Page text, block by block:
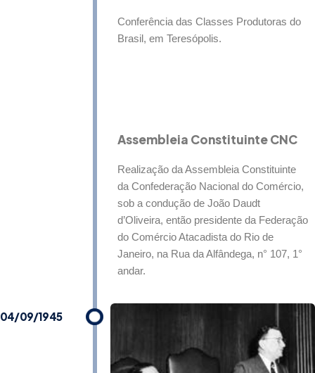
Conferência das Classes Produtoras do
Brasil, em Teresópolis.
Assembleia Constituinte CNC
Realização da Assembleia Constituinte
da Confederação Nacional do Comércio,
sob a condução de João Daudt
d’Oliveira, então presidente da Federação
do Comércio Atacadista do Rio de
Janeiro, na Rua da Alfândega, n° 107, 1°
andar.
04/09/1945